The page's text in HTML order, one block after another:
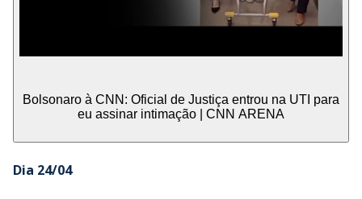
Bolsonaro à CNN: Oficial de Justiça entrou na UTI para
eu assinar intimação | CNN ARENA
Dia 24/04